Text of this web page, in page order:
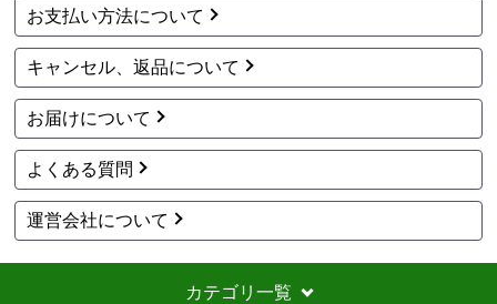
お支払い方法について
キャンセル、返品について
お届けについて
よくある質問
運営会社について
カテゴリ一覧